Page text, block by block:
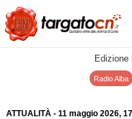
Edizione
Radio Alba
ATTUALITÀ- 11 maggio 2026,